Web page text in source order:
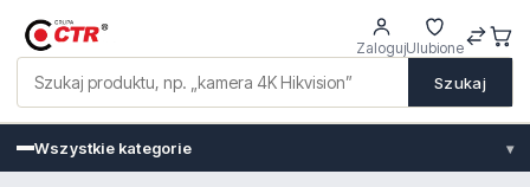
Szukaj
ZalogujUlubione
Wszystkie kategorie ▾